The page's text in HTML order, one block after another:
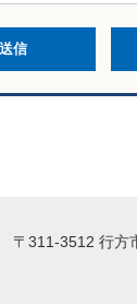
〒311-3512 行方